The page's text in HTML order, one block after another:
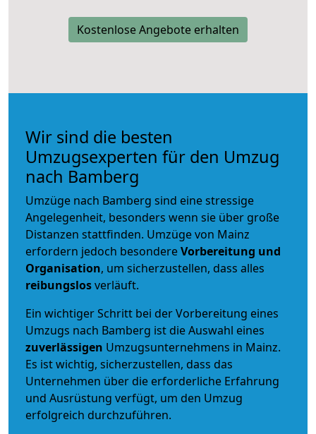
Kostenlose Angebote erhalten
Wir sind die besten
Umzugsexperten für den Umzug
nach Bamberg
Umzüge nach Bamberg sind eine stressige
Angelegenheit, besonders wenn sie über große
Distanzen stattfinden. Umzüge von Mainz
erfordern jedoch besondereVorbereitung und
Organisation, um sicherzustellen, dass alles
reibungslosverläuft.
Ein wichtiger Schritt bei der Vorbereitung eines
Umzugs nach Bamberg ist die Auswahl eines
zuverlässigen Umzugsunternehmens in Mainz.
Es ist wichtig, sicherzustellen, dass das
Unternehmen über die erforderliche Erfahrung
und Ausrüstung verfügt, um den Umzug
erfolgreich durchzuführen.